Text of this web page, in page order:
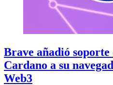
Brave añadió
Cardano a su
Web3